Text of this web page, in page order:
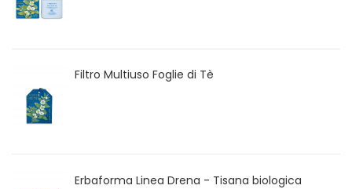
Filtro Multiuso Foglie di Tè
Erbaforma Linea Drena - Tisana biologica